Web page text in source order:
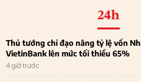
24h
Thủ tướng chỉ đạo nâng tỷ lệ vốn
VietinBank lên mức tối thiểu 65%
4 giờ trước